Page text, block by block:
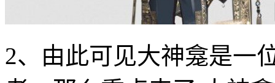
2、由此可见大神龛是一